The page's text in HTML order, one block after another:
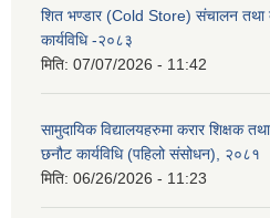
शित भण्डार (Cold Store) संचालन तथा
कार्यविधि -२०८३
मिति: 07/07/2026 - 11:42
सामुदायिक विद्यालयहरुमा करार शिक्षक तथा
छनौट कार्यविधि (पहिलो संसोधन), २०८१
मिति: 06/26/2026 - 11:23